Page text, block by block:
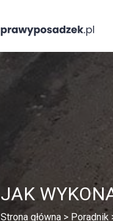
JAK
Strona główna > Poradnik